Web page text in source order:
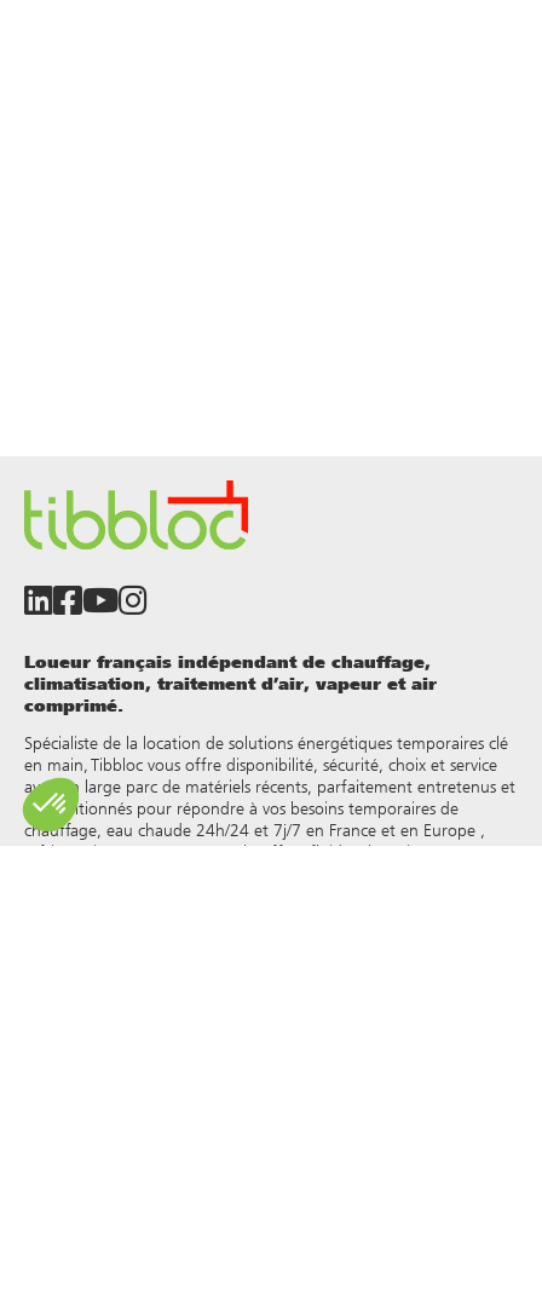
Loueur français indépendant de chauffage,
climatisation, traitement d’air, vapeur et air
comprimé.
Spécialiste de la location de solutions énergétiques temporaires clé
en main, Tibbloc vous offre disponibilité, sécurité, choix et service
avec un large parc de matériels récents, parfaitement entretenus et
reconditionnés pour répondre à vos besoins temporaires de
chauffage, eau chaude 24h/24 et 7j/7 en France et en Europe ,
réfrigération, vapeur, eau surchauffée, fluides thermiques et autres.